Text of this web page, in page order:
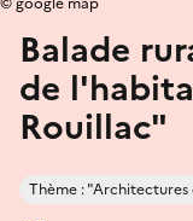
Balade
de
Rouillac"
Thème :